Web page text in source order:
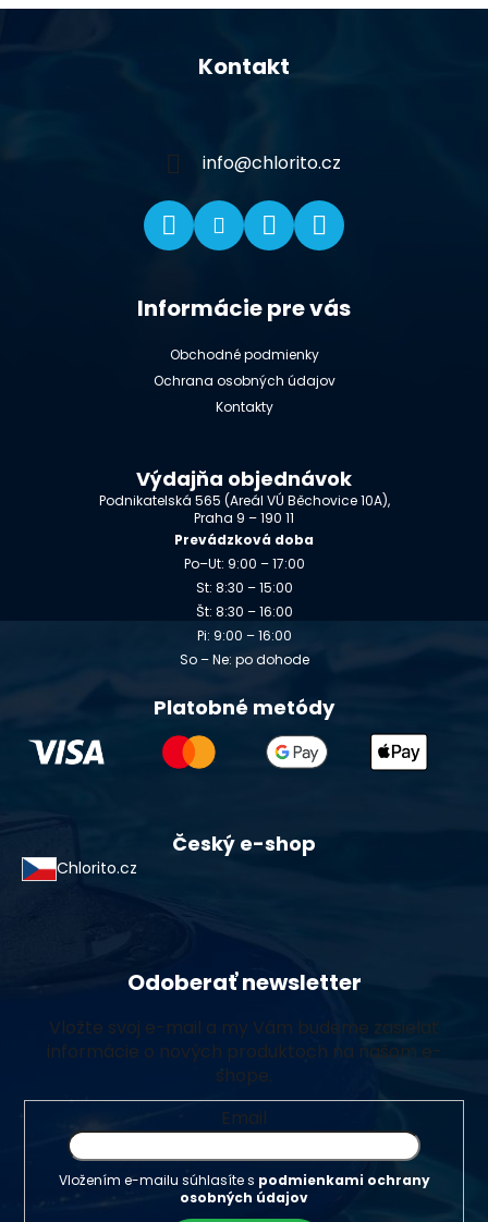
Kontakt
info@chlorito.cz
Informácie pre vás
Obchodné podmienky
Ochrana osobných údajov
Kontakty
Výdajňa objednávok
Podnikatelská 565 (Areál VÚ Běchovice 10A),
Praha 9 – 190 11
Prevádzková doba
Po–Ut: 9:00 – 17:00
St: 8:30 – 15:00
Št: 8:30 – 16:00
Pi: 9:00 – 16:00
So – Ne: po dohode
Platobné metódy
Český e-shop
Chlorito.cz
Odoberať newsletter
Vložte svoj e-mail a my Vám budeme zasielať
informácie o nových produktoch na našom e-
shope.
Email
Vložením e-mailu súhlasíte s podmienkami ochrany
osobných údajov